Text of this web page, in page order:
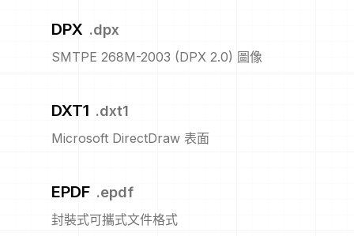
DPX .dpx
SMTPE 268M-2003 (DPX 2.0) 圖像
DXT1 .dxt1
Microsoft DirectDraw 表面
EPDF .epdf
封裝式可攜式文件格式